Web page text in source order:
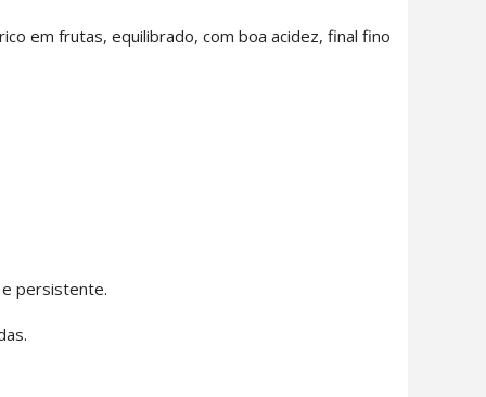
em frutas, equilibrado, com boa acidez, final fino
persistente.